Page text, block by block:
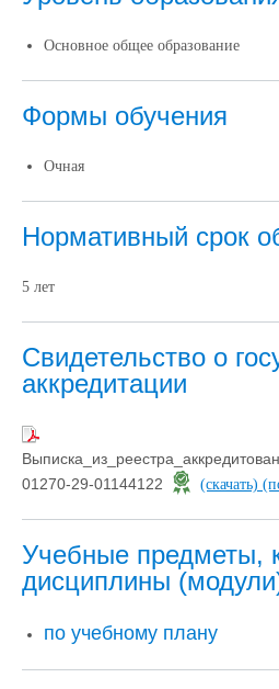
Основное общее образование
Формы обучения
Очная
Нормативный срок
5 лет
Свидетельство о
аккредитации
01270-29-01144122
(скачать)
Учебные предметы,
дисциплины
по учебному плану